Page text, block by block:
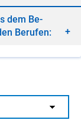
dem Be­
Be­ru­fen: